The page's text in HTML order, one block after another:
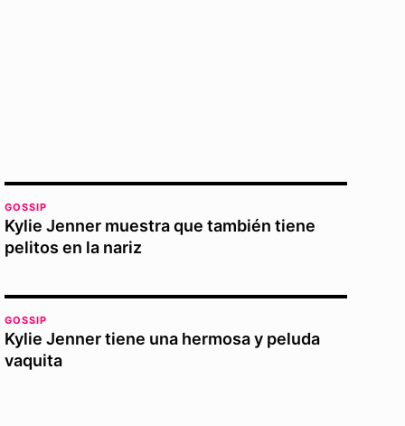
GOSSIP
Kylie Jenner muestra que también tiene
pelitos en la nariz
GOSSIP
Kylie Jenner tiene una hermosa y peluda
vaquita